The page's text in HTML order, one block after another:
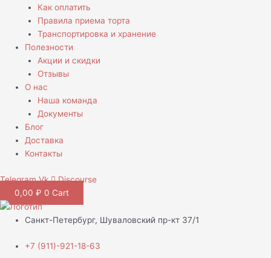
Как оплатить
Правила приема торта
Транспортировка и хранение
Полезности
Акции и скидки
Отзывы
О нас
Наша команда
Документы
Блог
Доставка
Контакты
Telegram Vk
Discourse
0,00 ₽ 0 Cart
Санкт-Петербург, Шуваловский пр-кт 37/1
+7 (911)-921-18-63